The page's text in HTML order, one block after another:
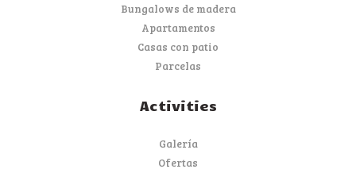
Bungalows de madera
Apartamentos
Casas con patio
Parcelas
Activities
Galería
Ofertas